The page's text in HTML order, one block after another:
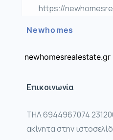
https://
Newhomes
newhomesrealestate.gr
Επικοινωνία
ΤΗΛ 6944967074
ακίνητα στην